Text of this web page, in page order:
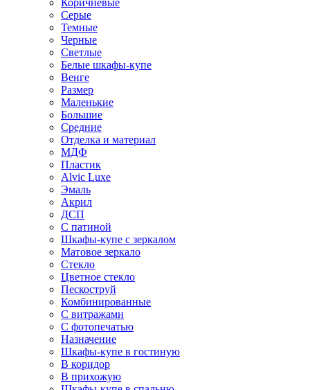
Коричневые
Серые
Темные
Черные
Светлые
Белые шкафы-купе
Венге
Размер
Маленькие
Большие
Средние
Отделка и материал
МДФ
Пластик
Alvic Luxe
Эмаль
Акрил
ДСП
С патиной
Шкафы-купе с зеркалом
Матовое зеркало
Стекло
Цветное стекло
Пескоструй
Комбинированные
С витражами
С фотопечатью
Назначение
Шкафы-купе в гостиную
В коридор
В прихожую